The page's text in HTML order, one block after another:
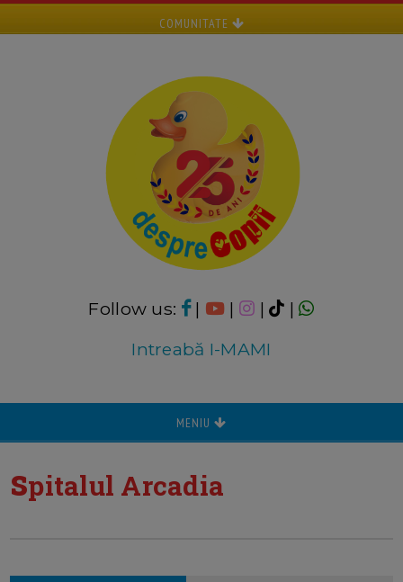
COMUNITATE
Follow us: | | |
|
Intreabă I-MAMI
MENIU
spitalul Arcadia